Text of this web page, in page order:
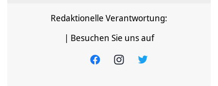
Redaktionelle Verantwortung:
| Besuchen Sie uns auf